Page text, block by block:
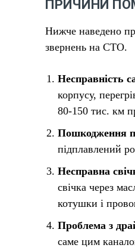
ПРИЧИНИ
Нижче наведено
звернень на СТО.
Несправність
корпусу,
80-150 тис. км
Пошкодження
підплавлений
Несправна
свічка через
котушки і
Проблема з
саме цим